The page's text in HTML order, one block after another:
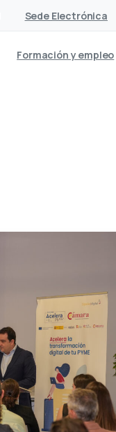
Sede Electrónica
Formación y empleo